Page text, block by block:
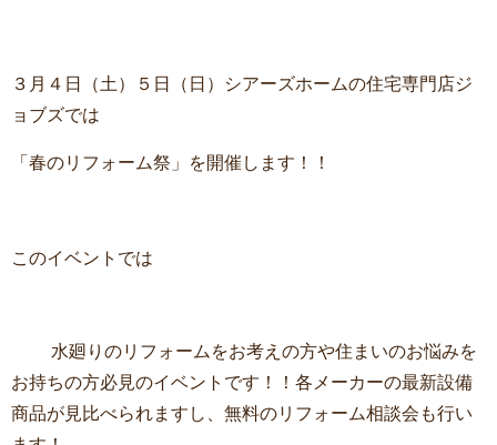
３月４日（土）５日（日）シアーズホームの住宅専門店ジ
ョブズでは
「春のリフォーム祭」を開催します！！
このイベントでは
水廻りのリフォームをお考えの方や住まいのお悩みを
お持ちの方必見のイベントです！！各メーカーの最新設備
商品が見比べられますし、無料のリフォーム相談会も行い